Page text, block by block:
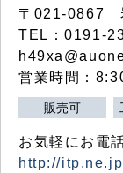
〒021-0867
TEL：0191-
営業時間：
販売可
お気軽にお電
http://